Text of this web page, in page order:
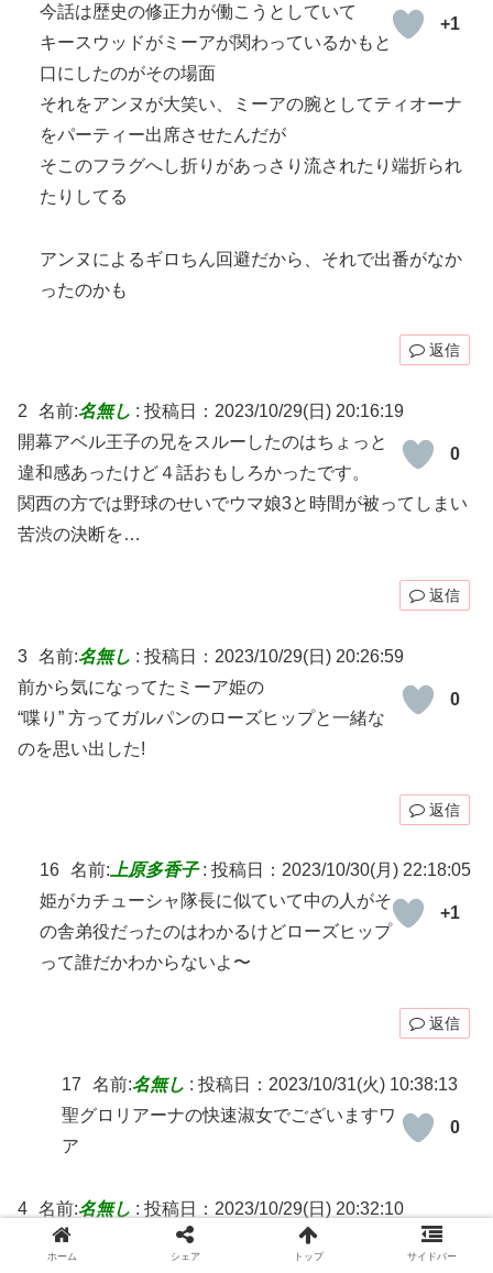
+1
今話は歴史の修正力が働こうとしていて
キースウッドがミーアが関わっているかもと
口にしたのがその場面
それをアンヌが大笑い、ミーアの腕としてティオーナ
をパーティー出席させたんだが
そこのフラグへし折りがあっさり流されたり端折られ
たりしてる
アンヌによるギロちん回避だから、それで出番がなか
ったのかも
返信
2 名前:名無し : 投稿日：2023/10/29(日) 20:16:19
0
開幕アベル王子の兄をスルーしたのはちょっと
違和感あったけど４話おもしろかったです。
関西の方では野球のせいでウマ娘3と時間が被ってしまい
苦渋の決断を…
返信
3 名前:名無し : 投稿日：2023/10/29(日) 20:26:59
0
前から気になってたミーア姫の
“喋り” 方ってガルパンのローズヒップと一緒な
のを思い出した!
返信
16 名前:上原多香子: 投稿日：2023/10/30(月) 22:18:05
+1
姫がカチューシャ隊長に似ていて中の人がそ
の舎弟役だったのはわかるけどローズヒップ
って誰だかわからないよ〜
返信
17 名前:名無し : 投稿日：2023/10/31(火) 10:38:13
0
聖グロリアーナの快速淑女でございますワ
ア
4 名前:名無し : 投稿日：2023/10/29(日) 20:32:10
+1
なんだかんだ周りが勝手に解釈していい方向に
ホーム シェア トップ サイドバー